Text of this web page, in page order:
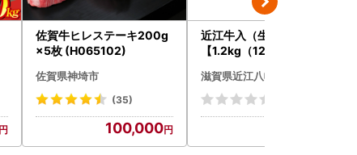
佐賀牛ヒレステーキ200g
×5枚 (H065102)
佐賀県神埼市
(35)
100,000
近江牛入（生）ハンバーグ
【1.2kg（120ｇ×10個）
滋賀県近江八幡市